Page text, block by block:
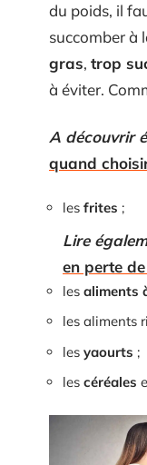
du poids, il
succomber à
gras, trop
à éviter.
A découvrir
quand
les frites ;
Lire
en perte
les aliments
les aliments
les yaourts ;
les céréales